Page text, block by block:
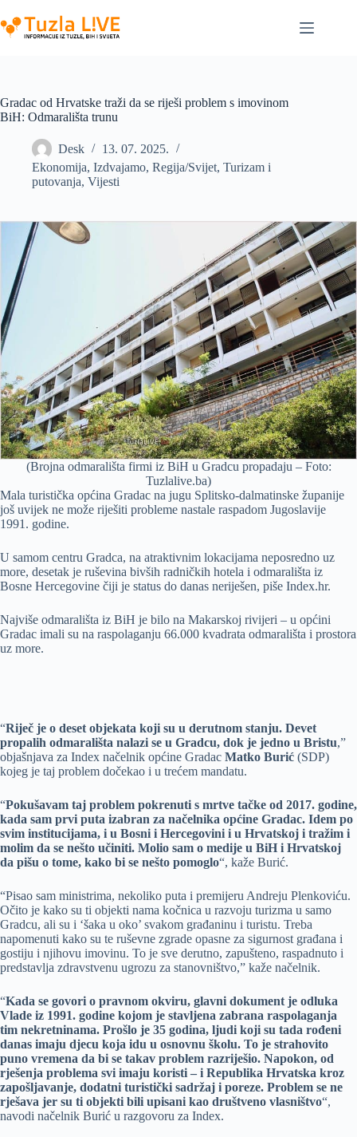
to
content
Gradac od Hrvatske traži da se riješi problem s imovinom
BiH: Odmarališta trunu
Desk
13. 07. 2025.
Ekonomija, Izdvajamo, Regija/Svijet, Turizam i
putovanja, Vijesti
(Brojna odmarališta firmi iz BiH u Gradcu propadaju – Foto:
Tuzlalive.ba)
Mala turistička općina Gradac na jugu Splitsko-dalmatinske županije
još uvijek ne može riješiti probleme nastale raspadom Jugoslavije
1991. godine.
U samom centru Gradca, na atraktivnim lokacijama neposredno uz
more, desetak je ruševina bivših radničkih hotela i odmarališta iz
Bosne Hercegovine čiji je status do danas neriješen, piše Index.hr.
Najviše odmarališta iz BiH je bilo na Makarskoj rivijeri – u općini
Gradac imali su na raspolaganju 66.000 kvadrata odmarališta i prostora
uz more.
“Riječ je o deset objekata koji su u derutnom stanju. Devet
propalih odmarališta nalazi se u Gradcu, dok je jedno u Bristu,”
objašnjava za Index načelnik općine Gradac Matko Burić (SDP)
kojeg je taj problem dočekao i u trećem mandatu.
“Pokušavam taj problem pokrenuti s mrtve tačke od 2017. godine,
kada sam prvi puta izabran za načelnika općine Gradac. Idem po
svim institucijama, i u Bosni i Hercegovini i u Hrvatskoj i tražim i
molim da se nešto učiniti. Molio sam o medije u BiH i Hrvatskoj
da pišu o tome, kako bi se nešto pomoglo“, kaže Burić.
“Pisao sam ministrima, nekoliko puta i premijeru Andreju Plenkoviću.
Očito je kako su ti objekti nama kočnica u razvoju turizma u samo
Gradcu, ali su i ‘šaka u oko’ svakom građaninu i turistu. Treba
napomenuti kako su te ruševne zgrade opasne za sigurnost građana i
gostiju i njihovu imovinu. To je sve derutno, zapušteno, raspadnuto i
predstavlja zdravstvenu ugrozu za stanovništvo,” kaže načelnik.
“Kada se govori o pravnom okviru, glavni dokument je odluka
Vlade iz 1991. godine kojom je stavljena zabrana raspolaganja
tim nekretninama. Prošlo je 35 godina, ljudi koji su tada rođeni
danas imaju djecu koja idu u osnovnu školu. To je strahovito
puno vremena da bi se takav problem razriješio. Napokon, od
rješenja problema svi imaju koristi – i Republika Hrvatska kroz
zapošljavanje, dodatni turistički sadržaj i poreze. Problem se ne
rješava jer su ti objekti bili upisani kao društveno vlasništvo“,
navodi načelnik Burić u razgovoru za Index.